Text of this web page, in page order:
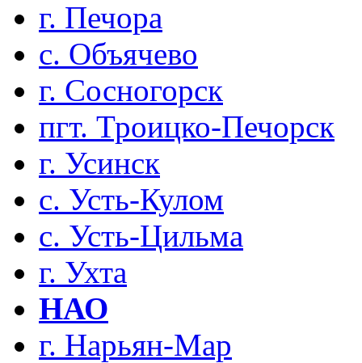
г. Печора
с. Объячево
г. Сосногорск
пгт. Троицко-Печорск
г. Усинск
с. Усть-Кулом
с. Усть-Цильма
г. Ухта
НАО
г. Нарьян-Мар